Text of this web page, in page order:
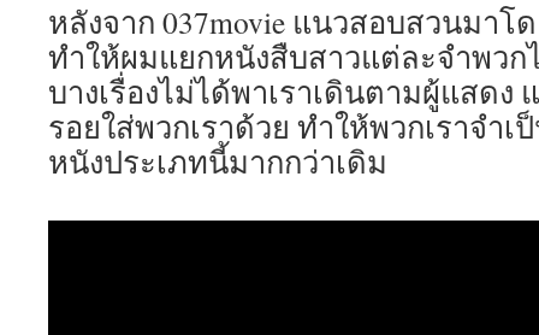
หลังจาก 037movie แนวสอบสวนมา
ทำให้ผมแยกหนังสืบสาวแต่ละจำพวก
บางเรื่องไม่ได้พาเราเดินตามผู้แสด
รอยใส่พวกเราด้วย ทำให้พวกเราจำเ
หนังประเภทนี้มากกว่าเดิม